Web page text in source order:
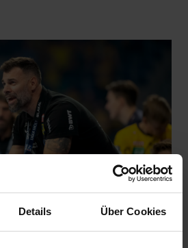
Details Über Cookies
feuert seine Spieler an.